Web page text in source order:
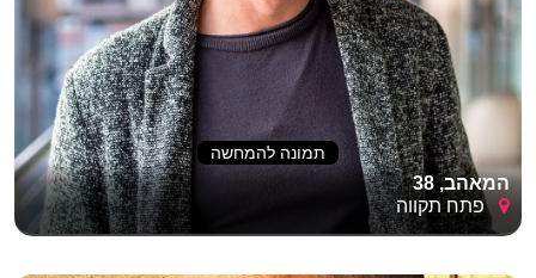
תמונה להמחשה
המאהב, 38
פתח תקווה